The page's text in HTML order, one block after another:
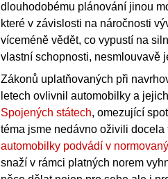
dlouhodobému plánování jinou
které v závislosti na náročnosti
víceméně vědět, co vypustí na
vlastní schopnosti, nesmlouvavě
Zákonů uplatňovaných při
letech ovlivnil automobilky a
Spojených státech, omezující
téma jsme nedávno oživili
automobilky podvádí v
snaží v rámci platných norem